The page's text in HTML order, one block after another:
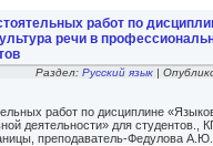
работ по
речи в
Раздел: Русский язык |
работ по дисциплине
деятельности» для студентов.,
преподаватель-Федулова А.Ю.